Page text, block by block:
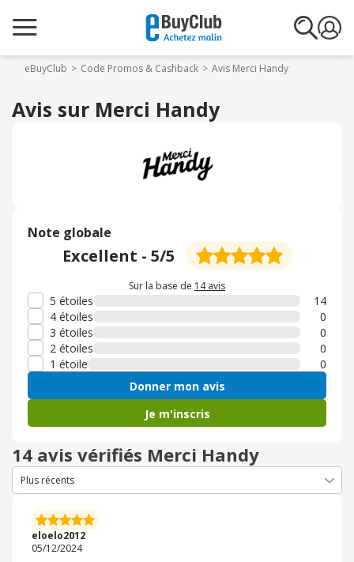
eBuyClub Code Promos & Cashback Avis Merci Handy
Avis sur Merci Handy
Note globale
Excellent - 5/5
Sur la base de 14 avis
5 étoiles
14
4 étoiles
0
3 étoiles
0
2 étoiles
0
1 étoile
0
Donner mon avis
Je m'inscris
14 avis vérifiés Merci Handy
eloelo2012
05/12/2024